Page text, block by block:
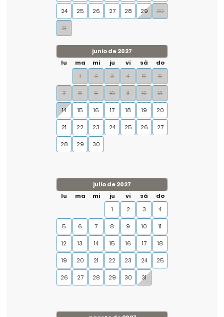
24 25 26 27 28 29 30
31
junio de 2027
lu
ma mi ju vi sá
do
1
2 3 4 5 6
7 8 9 10 11 12 13
14 15 16 17 18 19 20
21 22 23 24 25 26 27
28 29 30
julio de 2027
lu
ma mi ju vi sá
do
1
2 3 4
5 6 7 8 9 10 11
12 13 14 15 16 17 18
19 20 21 22 23 24 25
26 27 28 29 30 31